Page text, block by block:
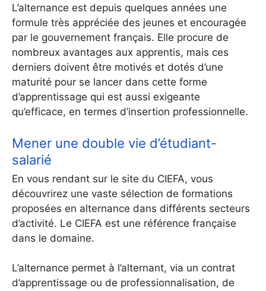
L’alternance est depuis quelques années une
formule très appréciée des jeunes et encouragée
par le gouvernement français. Elle procure de
nombreux avantages aux apprentis, mais ces
derniers doivent être motivés et dotés d’une
maturité pour se lancer dans cette forme
d’apprentissage qui est aussi exigeante
qu’efficace, en termes d’insertion professionnelle.
Mener une double vie d’étudiant-
salarié
En vous rendant sur le site du CIEFA, vous
découvrirez une vaste sélection de formations
proposées en alternance dans différents secteurs
d’activité. Le CIEFA est une référence française
dans le domaine.
L’alternance permet à l’alternant, via un contrat
d’apprentissage ou de professionnalisation, de